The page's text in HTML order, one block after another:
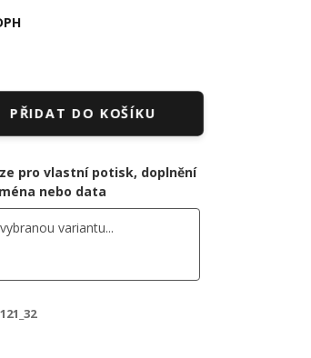
PŘIDAT DO KOŠÍKU
pro vlastní potisk, doplnění
nebo data